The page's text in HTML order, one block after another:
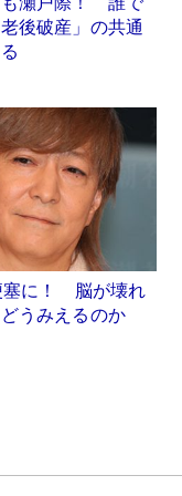
後破産」の共通
塞に！ 脳が壊れ
うみえるのか